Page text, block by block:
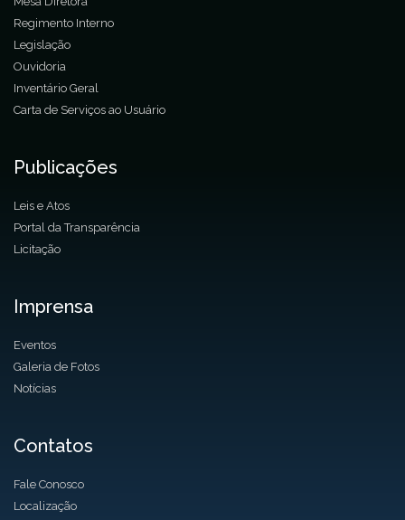
Regimento Interno
Legislação
Ouvidoria
Inventário Geral
Carta de Serviços ao Usuário
Publicações
Leis e Atos
Portal da Transparência
Licitação
Imprensa
Eventos
Galeria de Fotos
Notícias
Contatos
Fale Conosco
Localização